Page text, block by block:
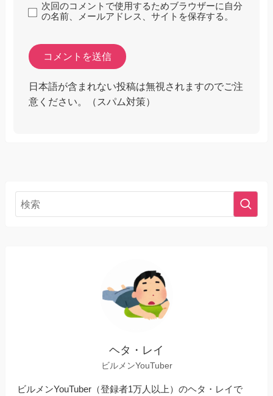
次回のコメントで使用するためブラウザーに自分
の名前、メールアドレス、サイトを保存する。
日本語が含まれない投稿は無視されますのでご注
意ください。（スパム対策）
ヘタ・レイ
ビルメンYouTuber
ビルメンYouTuber（登録者1万人以上）のヘタ・レイで